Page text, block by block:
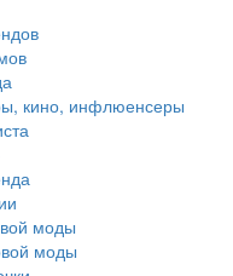
кино, инфлюенсеры
моды
моды